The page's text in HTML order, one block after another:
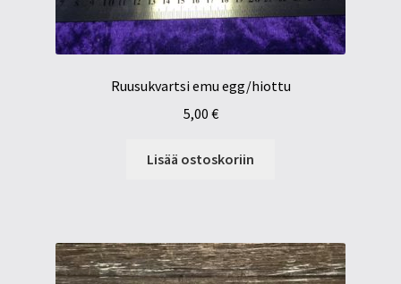
Ruusukvartsi emu egg/hiottu
5,00 €
Lisää ostoskoriin